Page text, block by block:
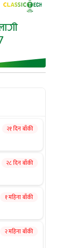
२१ दिन बाँकी
२८ दिन बाँकी
१ महिना बाँकी
२ महिना बाँकी